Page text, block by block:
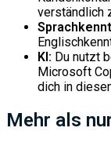
verständlich
KI: Du nutzt
Microsoft
dich in
Mehr als